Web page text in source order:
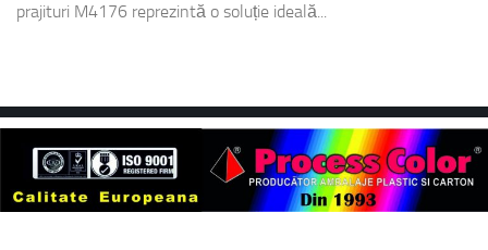
prajituri M4176 reprezintă o soluție ideală...